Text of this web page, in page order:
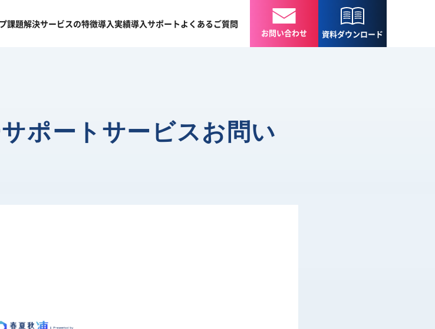
課題解決サービスの特徴導入実績導入サポートよくあるご質問
お問い合わせ 資料ダウンロード
ポートサービスお問い